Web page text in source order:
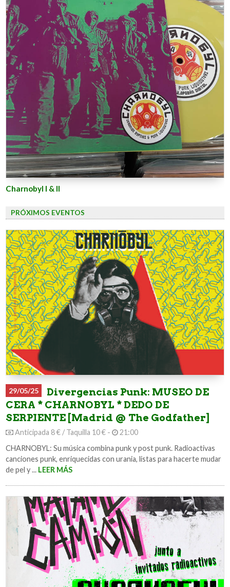
Charnobyl I & II
PRÓXIMOS EVENTOS
29/05/25
Divergencias Punk: MUSEO DE
CERA * CHARNOBYL * DEDO DE
SERPIENTE [Madrid @ The Godfather]
Anticipada 8 € / Taquilla 10 € -
21:00
CHARNOBYL: Su música combina punk y post punk. Radioactivas
canciones punk, enriquecidas con urania, listas para hacerte mudar
de pel y ... LEER MÁS